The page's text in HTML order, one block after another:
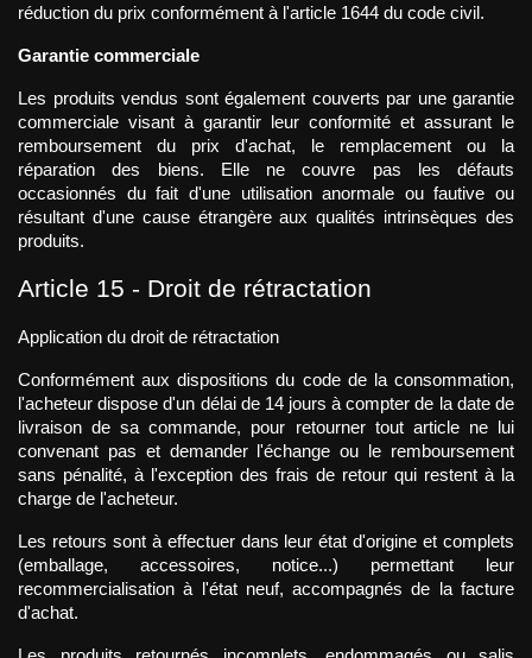
réduction du prix conformément à l'article 1644 du code civil.
Garantie commerciale
Les produits vendus sont également couverts par une garantie
commerciale visant à garantir leur conformité et assurant le
remboursement du prix d'achat, le remplacement ou la
réparation des biens. Elle ne couvre pas les défauts
occasionnés du fait d'une utilisation anormale ou fautive ou
résultant d'une cause étrangère aux qualités intrinsèques des
produits.
Article 15 - Droit de rétractation
Application du droit de rétractation
Conformément aux dispositions du code de la consommation,
l'acheteur dispose d'un délai de 14 jours à compter de la date de
livraison de sa commande, pour retourner tout article ne lui
convenant pas et demander l'échange ou le remboursement
sans pénalité, à l'exception des frais de retour qui restent à la
charge de l'acheteur.
Les retours sont à effectuer dans leur état d'origine et complets
(emballage, accessoires, notice...) permettant leur
recommercialisation à l'état neuf, accompagnés de la facture
d'achat.